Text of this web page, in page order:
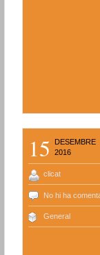
15
DESEMBRE
2016
clicat
No hi ha
General